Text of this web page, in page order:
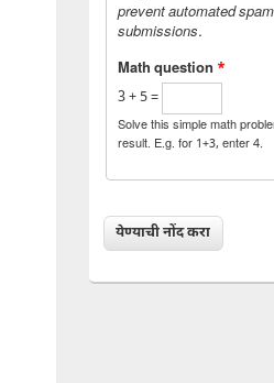
prevent automated spam
submissions.
Math question *
3 + 5 =
Solve this simple math
result. E.g. for 1+3, enter 4.